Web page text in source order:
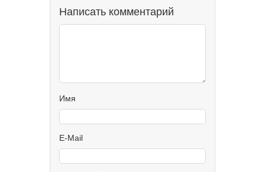
Написать комментарий
Имя
E-Mail